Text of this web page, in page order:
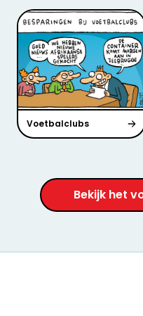
Voetbalclubs
Bekijk het